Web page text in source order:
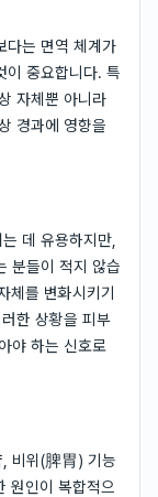
다는 면역 체계가
이 중요합니다. 특
자체뿐 아니라
경과에 영향을
데 유용하지만,
분들이 적지 않습
체를 변화시키기
한 상황을 피부
야 하는 신호로
비위(脾胃) 기능
원인이 복합적으